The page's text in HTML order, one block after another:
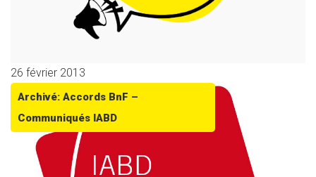
26 février 2013
Archivé: Accords BnF –
Communiqués IABD